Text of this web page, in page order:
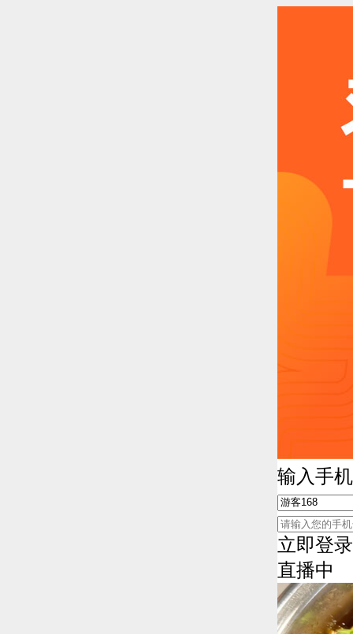
输入手
立即登录
直播中